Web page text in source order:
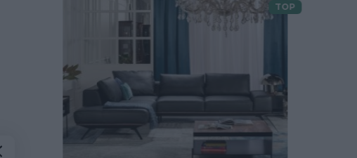
TOP
Doprava zdarma